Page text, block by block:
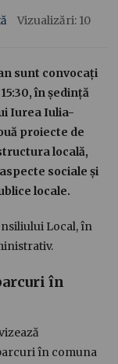
Vizualizări: 10
sunt convocați
în ședință
Iurea Iulia-
proiecte de
locală,
sociale și
locale.
Local, în
în
în comuna